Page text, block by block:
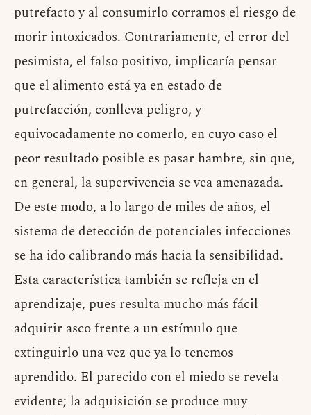
putrefacto y al consumirlo corramos el riesgo de
morir intoxicados. Contrariamente, el error del
pesimista, el falso positivo, implicaría pensar
que el alimento está ya en estado de
putrefacción, conlleva peligro, y
equivocadamente no comerlo, en cuyo caso el
peor resultado posible es pasar hambre, sin que,
en general, la supervivencia se vea amenazada.
De este modo, a lo largo de miles de años, el
sistema de detección de potenciales infecciones
se ha ido calibrando más hacia la sensibilidad.
Esta característica también se refleja en el
aprendizaje, pues resulta mucho más fácil
adquirir asco frente a un estímulo que
extinguirlo una vez que ya lo tenemos
aprendido. El parecido con el miedo se revela
evidente; la adquisición se produce muy